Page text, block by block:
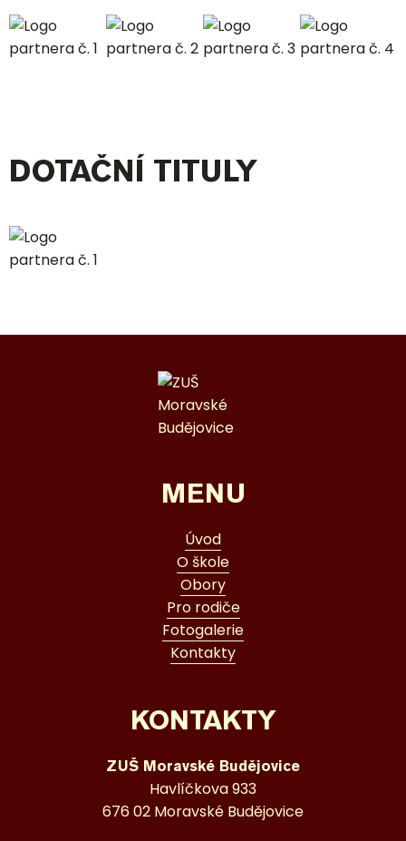
DOTAČNÍ TITULY
MENU
Úvod
O škole
Obory
Pro rodiče
Fotogalerie
Kontakty
KONTAKTY
ZUŠ Moravské Budějovice
Havlíčkova 933
676 02 Moravské Budějovice